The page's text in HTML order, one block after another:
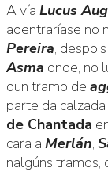
A vía Lucus
adentraríase no
Pereira,
Asma onde, no
dun tramo de
parte da
de Chantada
cara a Merlán,
nalgúns tramos,